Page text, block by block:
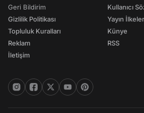
Geri Bildirim
Gizlilik Politikası
Topluluk Kuralları
Reklam
İletişim
Kullanıcı
Yayın
Künye
RSS